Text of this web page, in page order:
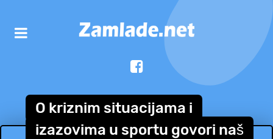
O kriznim situacijama i
izazovima u sportu govori naš